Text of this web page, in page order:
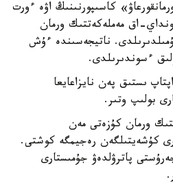
كاسىپورنىنىڭ اۋە ءورت
اق مەملەكەتتىك ورمان
ناتيجەسىندە ءۇش
ءسوندىرىلدى.
ىستىق پەن نايزاعايعا
بولىپ وتىر.
ورمان كۇزەتى مەن
كۇشەيتىلگەن رەجيمگە كوشتى.
پاترۋلدەۋ جۇمىستارى